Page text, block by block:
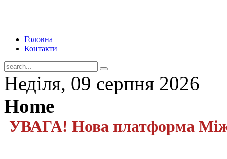
Головна
Контакти
Неділя, 09 серпня 2026
Home
УВАГА! Нова платформа